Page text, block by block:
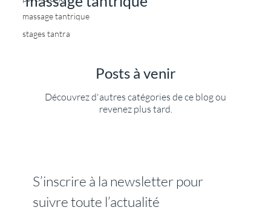
massage tantrique
stages tantra
Posts à venir
Découvrez d'autres catégories de ce blog ou
revenez plus tard.
S’inscrire à la newsletter pour
suivre toute l’actualité